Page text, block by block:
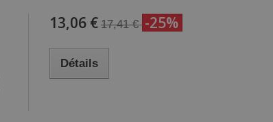
13,06 € 17,41 € -25%
Détails